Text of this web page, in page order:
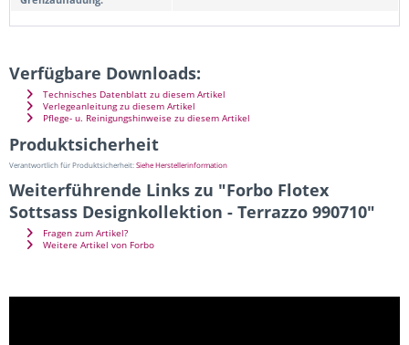
Verfügbare Downloads:
Technisches Datenblatt zu diesem Artikel
Verlegeanleitung zu diesem Artikel
Pflege- u. Reinigungshinweise zu diesem Artikel
Produktsicherheit
Verantwortlich für Produktsicherheit:Siehe Herstellerinformation
Weiterführende Links zu "Forbo Flotex
Sottsass Designkollektion - Terrazzo 990710"
Fragen zum Artikel?
Weitere Artikel von Forbo